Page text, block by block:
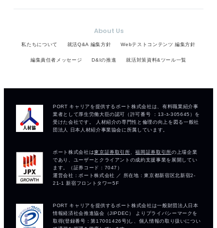
About Us
私たちについて 就活Q&A 編集方針 Webテストコンテンツ 編集方針
編集責任者メッセージ D&Iの推進 就活対策資料&ツール一覧